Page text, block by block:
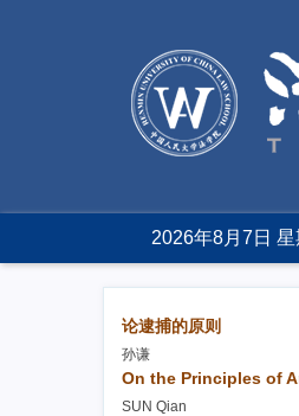
2026年8月7日 星
论逮捕的原则
孙谦
On the Principles of
SUN Qian